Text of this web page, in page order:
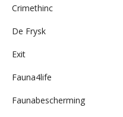
Crimethinc
De Frysk
Exit
Fauna4life
Faunabescherming